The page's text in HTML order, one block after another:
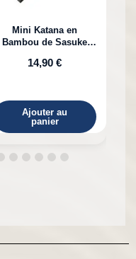
Mini Katana en
Bambou de Sasuke
14,90 €
Ajouter au
panier